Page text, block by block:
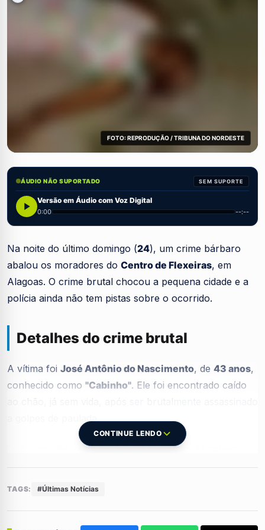
FOTO: REPRODUÇÃO / TRIBUNA DO NORDESTE
ÁUDIO NÃO SUPORTADO SEM SUPORTE
Versão em Áudio com Voz Digital
0:00 --:--
Na noite do último domingo (24), um crime bárbaro
abalou os moradores do Centro de Flexeiras, em
Alagoas. O crime brutal chocou a pequena cidade e a
polícia ainda não tem pistas sobre o ocorrido.
Detalhes do crime brutal
A vítima foi José Antônio do Nascimento, de 43 anos,
conhecido como "Cabinho". Ele foi encontrado caído
ao chão, já sem vida, após ser brutalmente assassinado
Os ferimentos eram tão graves na região da cabeça
que a vítima não teve nenhuma chance de ser
socorrida. A violência impressionou até mesmo os
local.
CONTINUE LENDO
TAGS: #Últimas Notícias